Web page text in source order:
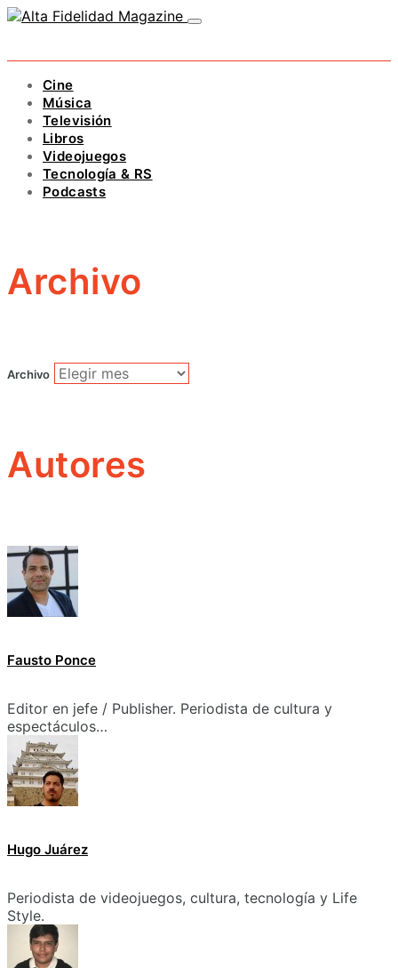
Cine
Música
Televisión
Libros
Videojuegos
Tecnología & RS
Podcasts
Archivo
Archivo
Autores
Fausto Ponce
Editor en jefe / Publisher. Periodista de cultura y
espectáculos…
Hugo Juárez
Periodista de videojuegos, cultura, tecnología y Life
Style.